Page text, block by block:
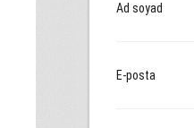
Ad soyad
E-posta